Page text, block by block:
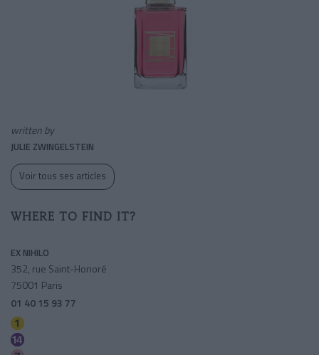
written by
JULIE ZWINGELSTEIN
Voir tous ses articles
WHERE TO FIND IT?
EX NIHILO
352, rue Saint-Honoré
75001 Paris
01 40 15 93 77